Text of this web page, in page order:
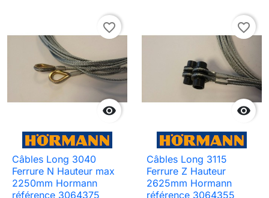

favorite_border
Câbles Long 3040
Ferrure N Hauteur max
2250mm Hormann
référence 3064375

favorite_border
Câbles Long 3115
Ferrure Z Hauteur
2625mm Hormann
référence 3064355